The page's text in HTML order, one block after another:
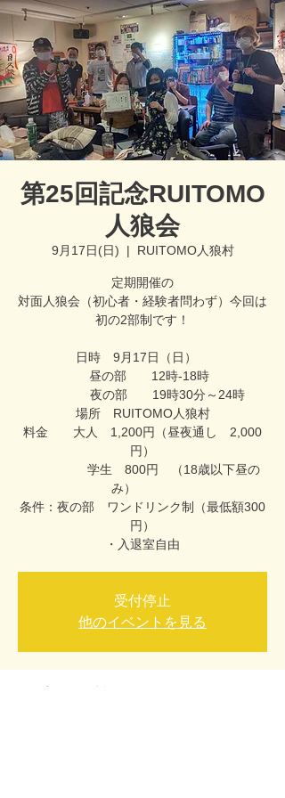
第25回記念RUITOMO
人狼会
9月17日(日)
  |
RUITOMO人狼村
定期開催の
対面人狼会（初心者・経験者問わず）今回は
初の2部制です！
日時 9月17日（日）
昼の部 12時-18時
夜の部 19時30分～24時
場所 RUITOMO人狼村
料金 大人 1,200円（昼夜通し 2,000
円）
学生 800円 （18歳以下昼の
み）
条件：夜の部 ワンドリンク制（最低額300
円）
受付停止
他のイベントを見る